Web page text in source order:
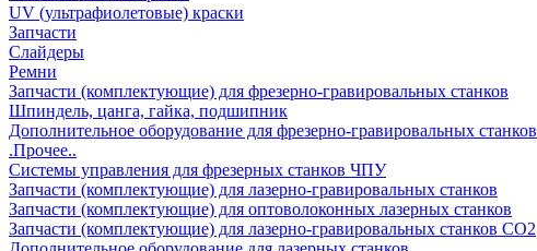
UV (ультрафиолетовые) краски
Запчасти
Слайдеры
Ремни
Запчасти (комплектующие) для фрезерно-гравировальных станков
Шпиндель, цанга, гайка, подшипник
Дополнительное оборудование для фрезерно-гравировальных станков
.Прочее..
Системы управления для фрезерных станков ЧПУ
Запчасти (комплектующие) для лазерно-гравировальных станков
Запчасти (комплектующие) для оптоволоконных лазерных станков
Запчасти (комплектующие) для лазерно-гравировальных станков CO2